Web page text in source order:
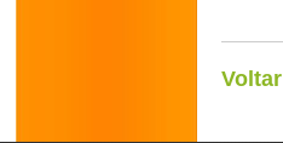
Voltar